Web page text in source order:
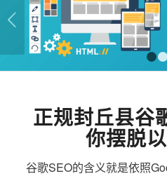
正规封丘县谷
你摆脱
谷歌SEO的含义就是依照